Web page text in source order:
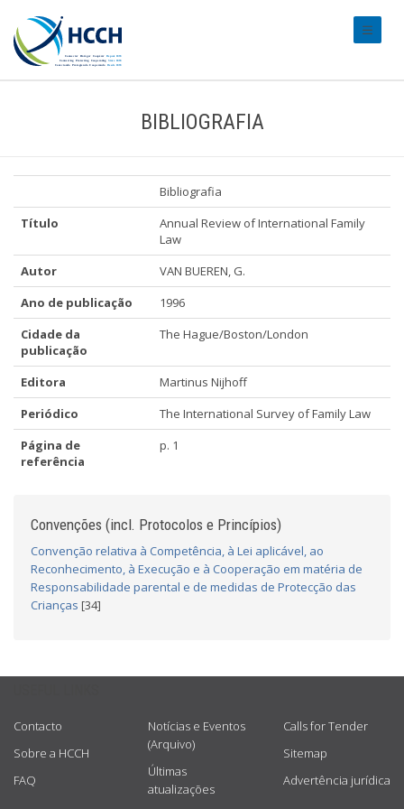
BIBLIOGRAFIA
Bibliografia
Título
Annual Review of International Family
Law
Autor
VAN BUEREN, G.
Ano de publicação
1996
Cidade da
publicação
The Hague/Boston/London
Editora
Martinus Nijhoff
Periódico
The International Survey of Family Law
Página de
referência
p. 1
Convenções (incl. Protocolos e Princípios)
Convenção relativa à Competência, à Lei aplicável, ao
Reconhecimento, à Execução e à Cooperação em matéria de
Responsabilidade parental e de medidas de Protecção das
Crianças [34]
Contacto
Sobre a HCCH
FAQ
Notícias e Eventos
(Arquivo)
Últimas
atualizações
Calls for Tender
Sitemap
Advertência jurídica